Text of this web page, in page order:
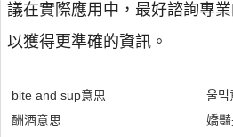
議在實際應用中，最好諮詢專
以獲得更準確的資訊。
bite and sup意思
酬酒意思
울먹
嬌